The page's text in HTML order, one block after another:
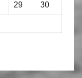
29 30